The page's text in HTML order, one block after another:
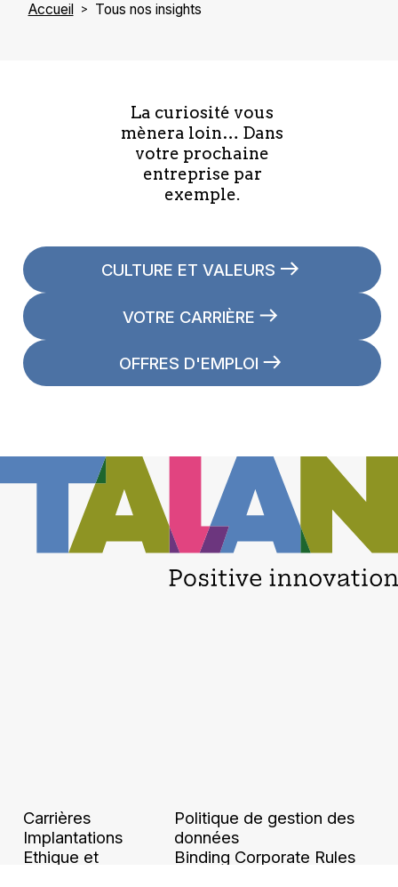
Accueil Tous nos insights
La curiosité vous
mènera loin… Dans
votre prochaine
entreprise par
exemple.
CULTURE ET VALEURS
VOTRE CARRIÈRE
OFFRES D'EMPLOI
Carrières
Implantations
Ethique et
Politique de gestion des
données
Binding Corporate Rules